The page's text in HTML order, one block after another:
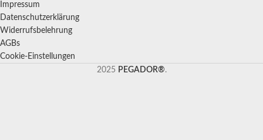
Impressum
Datenschutzerklärung
Widerrufsbelehrung
AGBs
Cookie-Einstellungen
2025 PEGADOR®.